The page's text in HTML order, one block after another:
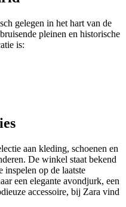
gelegen in het hart van de
pleinen en historische
is:
aan kleding, schoenen en
De winkel staat bekend
inspelen op de laatste
een elegante avondjurk, een
accessoire, bij Zara vind